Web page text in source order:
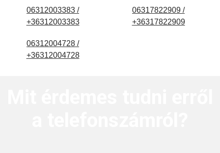
06312003383 /
+36312003383
06317822909 /
+36317822909
06312004728 /
+36312004728